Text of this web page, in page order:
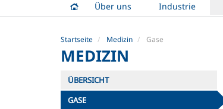
Navigation
Über uns Industrie
Startseite Medizin Gase
MEDIZIN
ÜBERSICHT
GASE